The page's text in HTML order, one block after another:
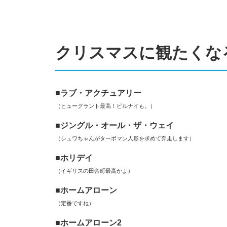
クリスマスに観たくな
■ラブ・アクチュアリー
（ヒューグラント最高！ビルナイも。）
■ジングル・オール・ザ・ウェイ
（シュワちゃんがターボマン人形を求めて奔走します）
■ホリデイ
（イギリスの田舎町最高かよ）
■ホームアローン
（定番ですね）
■ホームアローン2